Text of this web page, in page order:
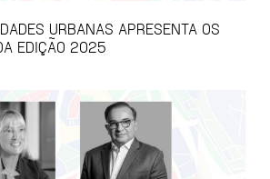
URBANAS APRESENTA OS
EDIÇÃO 2025